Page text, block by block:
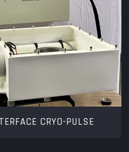
CRYO-PULSE